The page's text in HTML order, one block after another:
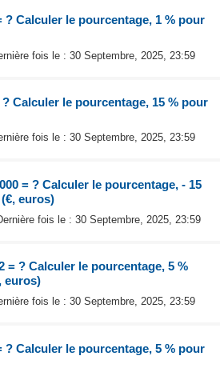
? Calculer le pourcentage, 1 % pour
fois le : 30 Septembre, 2025, 23:59
Calculer le pourcentage, 15 % pour
fois le : 30 Septembre, 2025, 23:59
= ? Calculer le pourcentage, - 15
euros)
fois le : 30 Septembre, 2025, 23:59
= ? Calculer le pourcentage, 5 %
euros)
fois le : 30 Septembre, 2025, 23:59
? Calculer le pourcentage, 5 % pour